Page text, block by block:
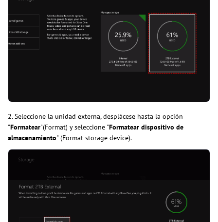
2. Seleccione la unidad externa, desplácese hasta la opción
"Formatear"(Format) y seleccione "Formatear dispositivo de
almacenamiento" (Format storage device).